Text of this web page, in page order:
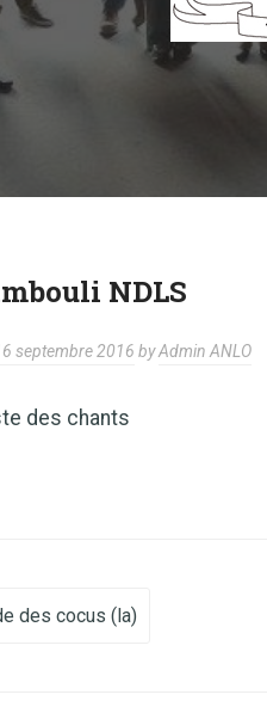
NDLS
septembre 2016 byAdmin ANLO
des chants
navigation
des cocus (la)